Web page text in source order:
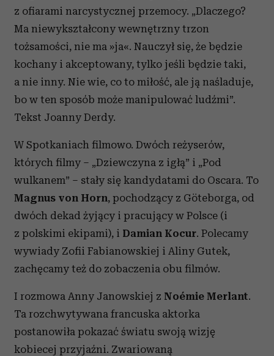
z ofiarami narcystycznej przemocy. „Dlaczego?
Ma niewykształcony wewnętrzny trzon
tożsamości, nie ma »ja«. Nauczył się, że będzie
kochany i akceptowany, tylko jeśli będzie taki,
a nie inny. Nie wie, co to miłość, ale ją naśladuje,
bo w ten sposób może manipulować ludźmi”.
Tekst Joanny Derdy.
W Spotkaniach filmowo. Dwóch reżyserów,
których filmy – „Dziewczyna z igłą” i „Pod
wulkanem” – stały się kandydatami do Oscara. To
Magnus von Horn, pochodzący z Göteborga, od
dwóch dekad żyjący i pracujący w Polsce (i
z polskimi ekipami), i Damian Kocur. Polecamy
wywiady Zofii Fabianowskiej i Aliny Gutek,
zachęcamy też do zobaczenia obu filmów.
I rozmowa Anny Janowskiej z Noémie Merlant.
Ta rozchwytywana francuska aktorka
postanowiła pokazać światu swoją wizję
kobiecej przyjaźni. Zwariowaną